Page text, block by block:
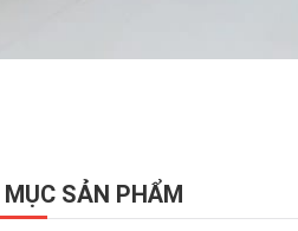
bên cạnh để tạo nên sự tiện nghi
sau những giờ làm việc căng
MỤC SẢN PHẨM